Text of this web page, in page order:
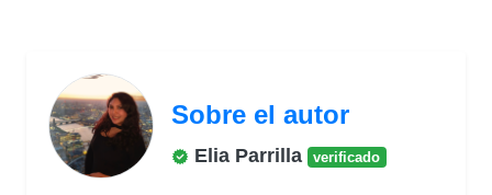
Sobre el autor
Elia Parrilla verificado